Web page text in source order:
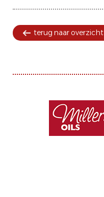
terug naar overzicht